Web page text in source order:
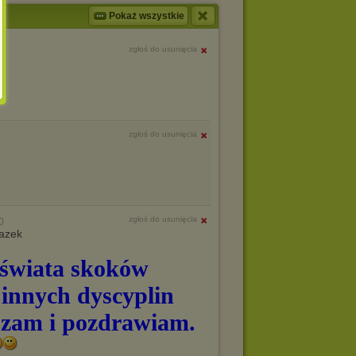
Pokaż wszystkie
zgłoś do usunięcia
zgłoś do usunięcia
zgłoś do usunięcia
skoków
dyscyplin
i pozdrawiam.